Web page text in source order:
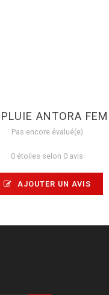
ANTORA
Pas encore évalué(e)
0 étoiles selon 0 avis
AJOUTER UN AVIS